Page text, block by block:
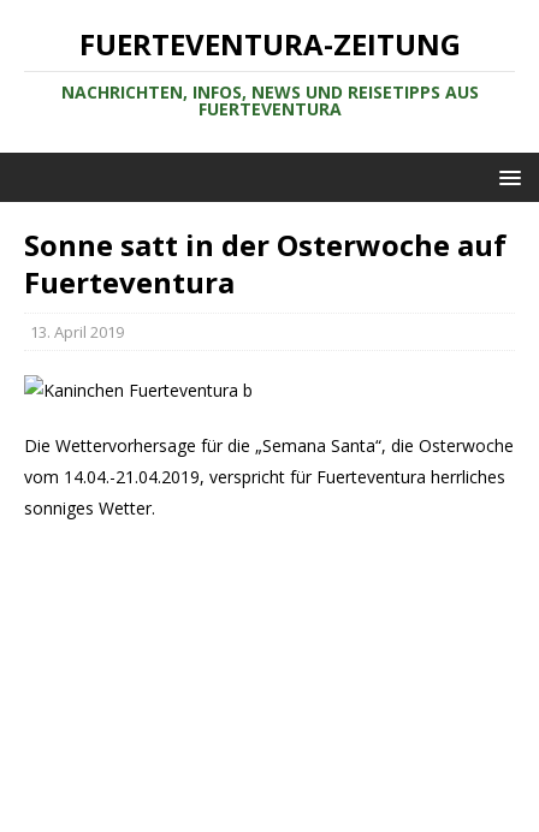
FUERTEVENTURA-ZEITUNG
NACHRICHTEN, INFOS, NEWS UND REISETIPPS AUS
FUERTEVENTURA
Sonne satt in der Osterwoche auf
Fuerteventura
13. April 2019
Die Wettervorhersage für die „Semana Santa“, die Osterwoche
vom 14.04.-21.04.2019, verspricht für Fuerteventura herrliches
sonniges Wetter.